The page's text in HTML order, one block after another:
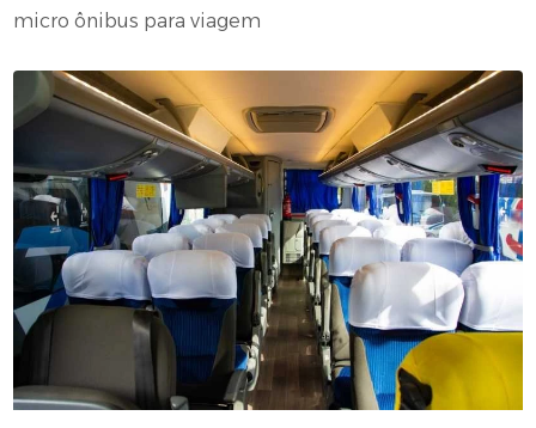
micro ônibus para viagem